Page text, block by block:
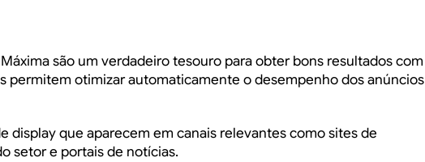
são um verdadeiro tesouro para obter bons resultados com
permitem otimizar automaticamente o desempenho dos anúncios
display que aparecem em canais relevantes como sites de
setor e portais de notícias.